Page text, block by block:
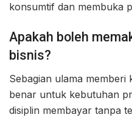
konsumtif dan membuka
Apakah boleh
bisnis?
Sebagian ulama memberi
benar untuk kebutuhan
disiplin membayar tanpa